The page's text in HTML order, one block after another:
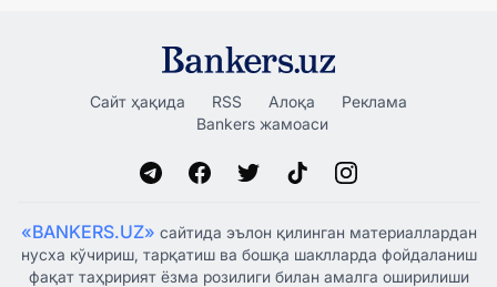
Сайт ҳақида RSS Алоқа
Реклама
Bankers жамоаси
«BANKERS.UZ» сайтида эълон қилинган материаллардан
нусха кўчириш, тарқатиш ва бошқа шаклларда фойдаланиш
фақат таҳририят ёзма розилиги билан амалга оширилиши